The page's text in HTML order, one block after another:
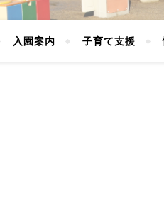
入園案内 子育て支援